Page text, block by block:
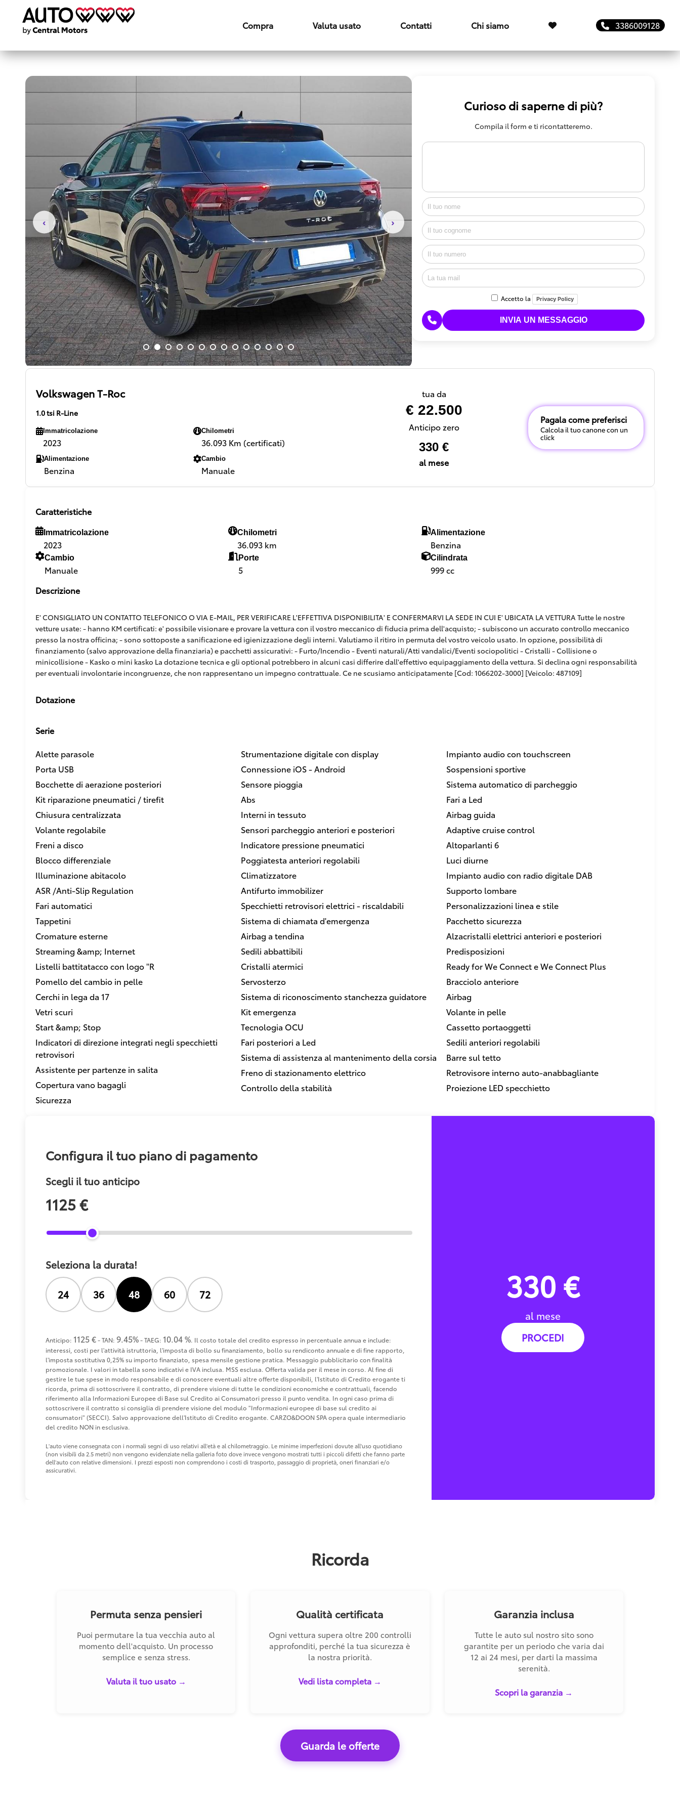
Compra Valuta usato Contatti Chi siamo 3386009128
Curioso di saperne di più?
Compila il form e ti ricontatteremo.
Accetto la Privacy Policy
Volkswagen T-Roc
1.0 tsi R-Line
Immatricolazione
2023
Chilometri
36.093 Km (certificati)
Alimentazione
Benzina
Cambio
Manuale
tua da
€ 22.500
Anticipo zero
330 €
al mese
Pagala come preferisci
Calcola il tuo canone con un
click
Caratteristiche
Immatricolazione
2023
Chilometri
36.093 km
Alimentazione
Benzina
Cambio
Manuale
Porte
5
Cilindrata
999 cc
Descrizione
E' CONSIGLIATO UN CONTATTO TELEFONICO O VIA E-MAIL, PER VERIFICARE L'EFFETTIVA DISPONIBILITA' E CONFERMARVI LA SEDE IN CUI E' UBICATA LA VETTURA Tutte le nostre
vetture usate: - hanno KM certificati: e' possibile visionare e provare la vettura con il vostro meccanico di fiducia prima dell'acquisto; - subiscono un accurato controllo meccanico
presso la nostra officina; - sono sottoposte a sanificazione ed igienizzazione degli interni. Valutiamo il ritiro in permuta del vostro veicolo usato. In opzione, possibilità di
finanziamento (salvo approvazione della finanziaria) e pacchetti assicurativi: - Furto/Incendio - Eventi naturali/Atti vandalici/Eventi sociopolitici - Cristalli - Collisione o
minicollisione - Kasko o mini kasko La dotazione tecnica e gli optional potrebbero in alcuni casi differire dall'effettivo equipaggiamento della vettura. Si declina ogni responsabilità
per eventuali involontarie incongruenze, che non rappresentano un impegno contrattuale. Ce ne scusiamo anticipatamente [Cod: 1066202-3000] [Veicolo: 487109]
Dotazione
Serie
Alette parasole
Porta USB
Bocchette di aerazione posteriori
Kit riparazione pneumatici / tirefit
Chiusura centralizzata
Volante regolabile
Freni a disco
Blocco differenziale
Illuminazione abitacolo
ASR /Anti-Slip Regulation
Fari automatici
Tappetini
Cromature esterne
Streaming &amp; Internet
Listelli battitatacco con logo "R
Pomello del cambio in pelle
Cerchi in lega da 17
Vetri scuri
Start &amp; Stop
Indicatori di direzione integrati negli specchietti
retrovisori
Assistente per partenze in salita
Copertura vano bagagli
Sicurezza
Strumentazione digitale con display
Connessione iOS - Android
Sensore pioggia
Abs
Interni in tessuto
Sensori parcheggio anteriori e posteriori
Indicatore pressione pneumatici
Poggiatesta anteriori regolabili
Climatizzatore
Antifurto immobilizer
Specchietti retrovisori elettrici - riscaldabili
Sistema di chiamata d'emergenza
Airbag a tendina
Sedili abbattibili
Cristalli atermici
Servosterzo
Sistema di riconoscimento stanchezza guidatore
Kit emergenza
Tecnologia OCU
Fari posteriori a Led
Sistema di assistenza al mantenimento della corsia
Freno di stazionamento elettrico
Controllo della stabilità
Impianto audio con touchscreen
Sospensioni sportive
Sistema automatico di parcheggio
Fari a Led
Airbag guida
Adaptive cruise control
Altoparlanti 6
Luci diurne
Impianto audio con radio digitale DAB
Supporto lombare
Personalizzazioni linea e stile
Pacchetto sicurezza
Alzacristalli elettrici anteriori e posteriori
Predisposizioni
Ready for We Connect e We Connect Plus
Bracciolo anteriore
Airbag
Volante in pelle
Cassetto portaoggetti
Sedili anteriori regolabili
Barre sul tetto
Retrovisore interno auto-anabbagliante
Proiezione LED specchietto
Configura il tuo piano di pagamento
Scegli il tuo anticipo
1125 €
Seleziona la durata!
24 36 48 60 72
Anticipo: 1125 €- TAN: 9.45%- TAEG: 10.04 %. Il costo totale del credito espresso in percentuale annua e include:
interessi, costi per l'attività istruttoria, l'imposta di bollo su finanziamento, bollo su rendiconto annuale e di fine rapporto,
l'imposta sostitutiva 0,25% su importo finanziato, spesa mensile gestione pratica. Messaggio pubblicitario con finalità
promozionale. I valori in tabella sono indicativi e IVA inclusa. MSS esclusa. Offerta valida per il mese in corso. Al fine di
gestire le tue spese in modo responsabile e di conoscere eventuali altre offerte disponibili, l'Istituto di Credito erogante ti
ricorda, prima di sottoscrivere il contratto, di prendere visione di tutte le condizioni economiche e contrattuali, facendo
riferimento alla Informazioni Europee di Base sul Credito ai Consumatori presso il punto vendita. In ogni caso prima di
sottoscrivere il contratto si consiglia di prendere visione del modulo "Informazioni europee di base sul credito ai
consumatori" (SECCI). Salvo approvazione dell'Istituto di Credito erogante. CARZO&DOON SPA opera quale intermediario
del credito NON in esclusiva.
L'auto viene consegnata con i normali segni di uso relativi all'età e al chilometraggio. Le minime imperfezioni dovute all'uso quotidiano
(non visibili da 2.5 metri) non vengono evidenziate nella galleria foto dove invece vengono mostrati tutti i piccoli difetti che fanno parte
dell'auto con relative dimensioni. I prezzi esposti non comprendono i costi di trasporto, passaggio di proprietà, oneri finanziari e/o
assicurativi.
330 €
al mese
PROCEDI
Ricorda
Permuta senza pensieri
Puoi permutare la tua vecchia auto al
momento dell'acquisto. Un processo
semplice e senza stress.
Valuta il tuo usato →
Qualità certificata
Ogni vettura supera oltre 200 controlli
approfonditi, perché la tua sicurezza è
la nostra priorità.
Vedi lista completa →
Garanzia inclusa
Tutte le auto sul nostro sito sono
garantite per un periodo che varia dai
12 ai 24 mesi, per darti la massima
serenità.
Scopri la garanzia →
Guarda le offerte